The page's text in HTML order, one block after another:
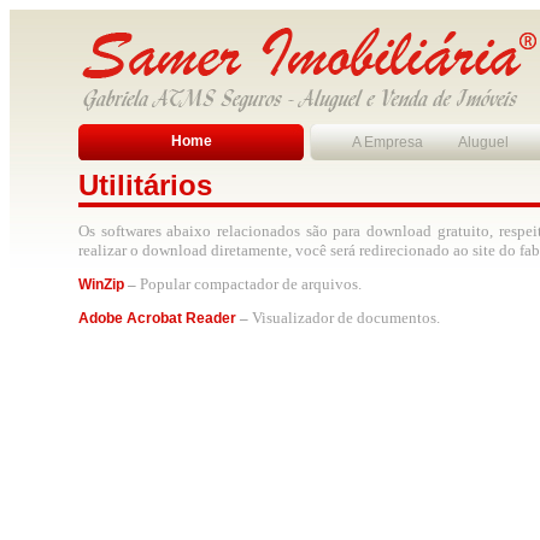
Home A Empresa Aluguel
Utilitários
Os softwares abaixo relacionados são para download gratuito,
realizar o download diretamente, você será redirecionado ao site do
WinZip – Popular compactador de arquivos.
Adobe Acrobat Reader – Visualizador de documentos.